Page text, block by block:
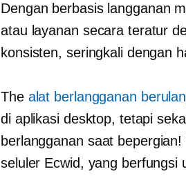
Dengan berbasis langganan
atau layanan secara teratur
konsisten, seringkali dengan
The alat berlangganan
di aplikasi desktop, tetapi
berlangganan saat
seluler Ecwid, yang berfungsi